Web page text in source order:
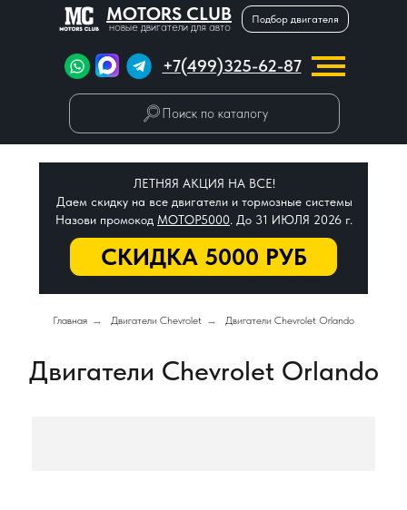
MOTORS CLUB
новые двигатели для авто
Подбор двигателя
+7(499)325-62-87
Поиск по каталогу
СКИДКА 5000 РУБ
ЛЕТНЯЯ АКЦИЯ НА ВСЕ!
Даем скидку на все двигатели и тормозные системы
Назови промокод МОТОР5000. До 31 ИЮЛЯ 2026 г.
Главная → Двигатели Chevrolet → Двигатели Chevrolet Orlando
Двигатели Chevrolet Orlando